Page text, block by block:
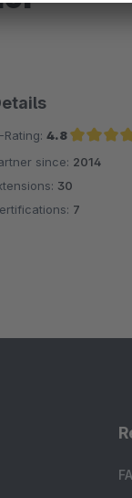
4.8
Average rating of 4.8
since: 2014
30
7